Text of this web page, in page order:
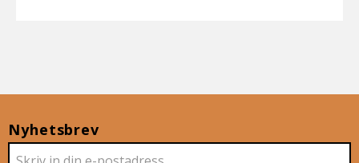
Nyhetsbrev